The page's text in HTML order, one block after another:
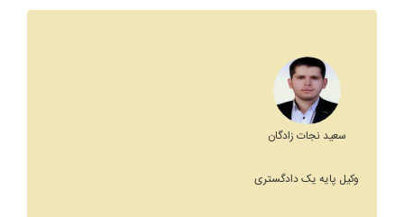
سعید نجات زادگان
وکیل پایه یک دادگستری